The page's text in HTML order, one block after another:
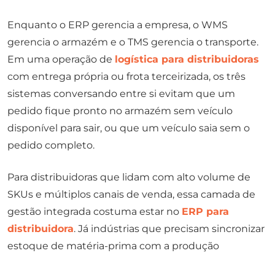
Enquanto o ERP gerencia a empresa, o WMS
gerencia o armazém e o TMS gerencia o transporte.
Em uma operação de logística para distribuidoras
com entrega própria ou frota terceirizada, os três
sistemas conversando entre si evitam que um
pedido fique pronto no armazém sem veículo
disponível para sair, ou que um veículo saia sem o
pedido completo.
Para distribuidoras que lidam com alto volume de
SKUs e múltiplos canais de venda, essa camada de
gestão integrada costuma estar no ERP para
distribuidora. Já indústrias que precisam sincronizar
estoque de matéria-prima com a produção